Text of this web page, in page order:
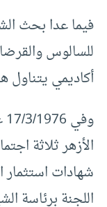
فيما عدا بحث
للسالوس
أكاديمي يتناول
الأزهر ثلاثة
شهادات استثمار
اللجنة برئاسة